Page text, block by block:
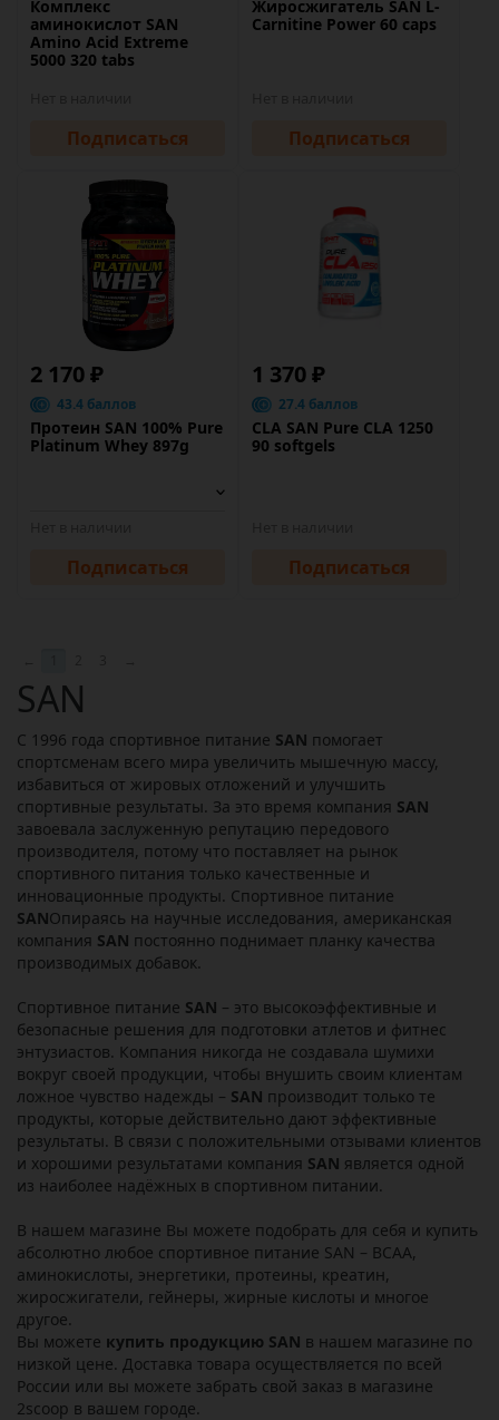
Комплекс
аминокислот SAN
Amino Acid Extreme
5000 320 tabs
Подписаться
Жиросжигатель SAN L-
Carnitine Power 60 caps
Подписаться
2 170 ₽
43.4 баллов
Протеин SAN 100% Pure
Platinum Whey 897g
Подписаться
1 370 ₽
27.4 баллов
CLA SAN Pure CLA 1250
90 softgels
Подписаться
SAN
С 1996 года спортивное питание SAN помогает
спортсменам всего мира увеличить мышечную массу,
избавиться от жировых отложений и улучшить
спортивные результаты. За это время компания SAN
завоевала заслуженную репутацию передового
производителя, потому что поставляет на рынок
спортивного питания только качественные и
инновационные продукты. Спортивное питание
SANОпираясь на научные исследования, американская
компания SAN постоянно поднимает планку качества
производимых добавок.
Спортивное питание SAN – это высокоэффективные и
безопасные решения для подготовки атлетов и фитнес
энтузиастов. Компания никогда не создавала шумихи
вокруг своей продукции, чтобы внушить своим клиентам
ложное чувство надежды – SAN производит только те
продукты, которые действительно дают эффективные
результаты. В связи с положительными отзывами клиентов
и хорошими результатами компания SAN является одной
из наиболее надёжных в спортивном питании.
В нашем магазине Вы можете подобрать для себя и купить
абсолютно любое спортивное питание SAN – BCAA,
аминокислоты, энергетики, протеины, креатин,
жиросжигатели, гейнеры, жирные кислоты и многое
другое.
Вы можете купить продукцию SAN в нашем магазине по
низкой цене. Доставка товара осуществляется по всей
России или вы можете забрать свой заказ в магазине
2scoop в вашем городе.